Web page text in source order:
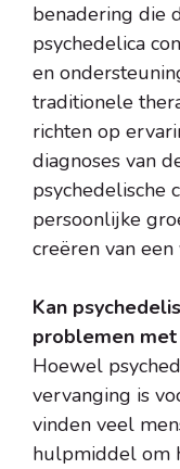
benadering die
psychedelica
en
traditionele
richten op
diagnoses van
psychedelische
persoonlijke
creëren van
Kan
problemen
Hoewel
vervanging is
vinden veel
hulpmiddel om